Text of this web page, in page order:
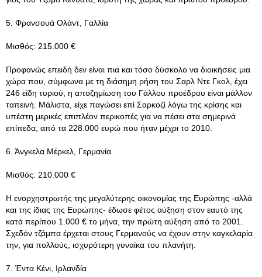
5. Φρανσουά Ολάντ, Γαλλία
Μισθός: 215.000 €
Προφανώς επειδή δεν είναι πια και τόσο δύσκολο να διοικήσεις μια
χώρα που, σύμφωνα με τη διάσημη ρήση του Σαρλ Ντε Γκολ, έχει
246 είδη τυριού, η αποζημίωση του Γάλλου προέδρου είναι μάλλον
ταπεινή. Μάλιστα, είχε παγώσει επί Σαρκοζί λόγω της κρίσης και
υπέστη μερικές επιπλέον περικοπές για να πέσει στα σημερινά
επίπεδα, από τα 228.000 ευρώ που ήταν μέχρι το 2010.
6. Άνγκελα Μέρκελ, Γερμανία
Μισθός: 210.000 €
Η ενορχηστρωτής της μεγαλύτερης οικονομίας της Ευρώπης -αλλά
και της ίδιας της Ευρώπης- έδωσε φέτος αύξηση στον εαυτό της
κατά περίπου 1.000 € το μήνα, την πρώτη αύξηση από το 2001.
Σχεδόν τζάμπα έρχεται στους Γερμανούς να έχουν στην καγκελαρία
την, για πολλούς, ισχυρότερη γυναίκα του πλανήτη.
7. Έντα Κένι, Ιρλανδία